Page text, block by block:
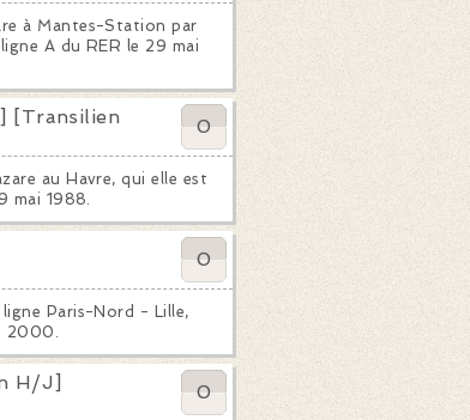
à Mantes-Station par
A du RER le 29 mai
[Transilien
0
au Havre, qui elle est
mai 1988.
0
Paris-Nord - Lille,
2000.
H/J] 0